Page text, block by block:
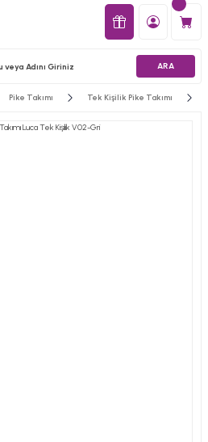
ARA
Pike Takımı Tek Kişilik Pike Takımı